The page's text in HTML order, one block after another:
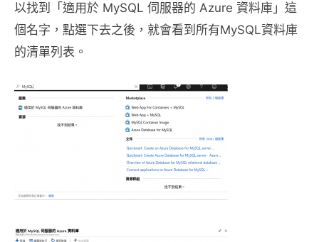
以找到「適用於 MySQL 伺服器的 Azure 資料庫」這
個名字，點選下去之後，就會看到所有MySQL資料庫
的清單列表。